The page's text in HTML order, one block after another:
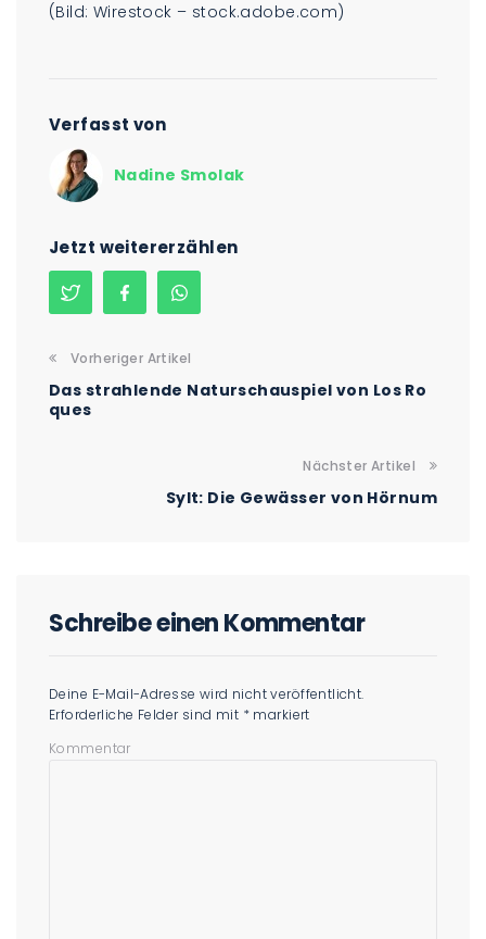
(Bild: Wirestock – stock.adobe.com)
Verfasst von
Nadine Smolak
Jetzt weitererzählen
Vorheriger Artikel
Das strahlende Naturschauspiel von Los Ro
ques
Nächster Artikel
Sylt: Die Gewässer von Hörnum
Schreibe einen Kommentar
Deine E-Mail-Adresse wird nicht veröffentlicht.
Erforderliche Felder sind mit * markiert
Kommentar